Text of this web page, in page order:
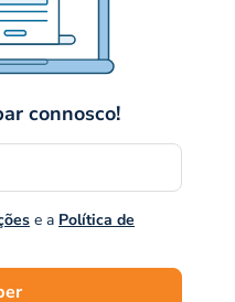
connosco!
e a Política de